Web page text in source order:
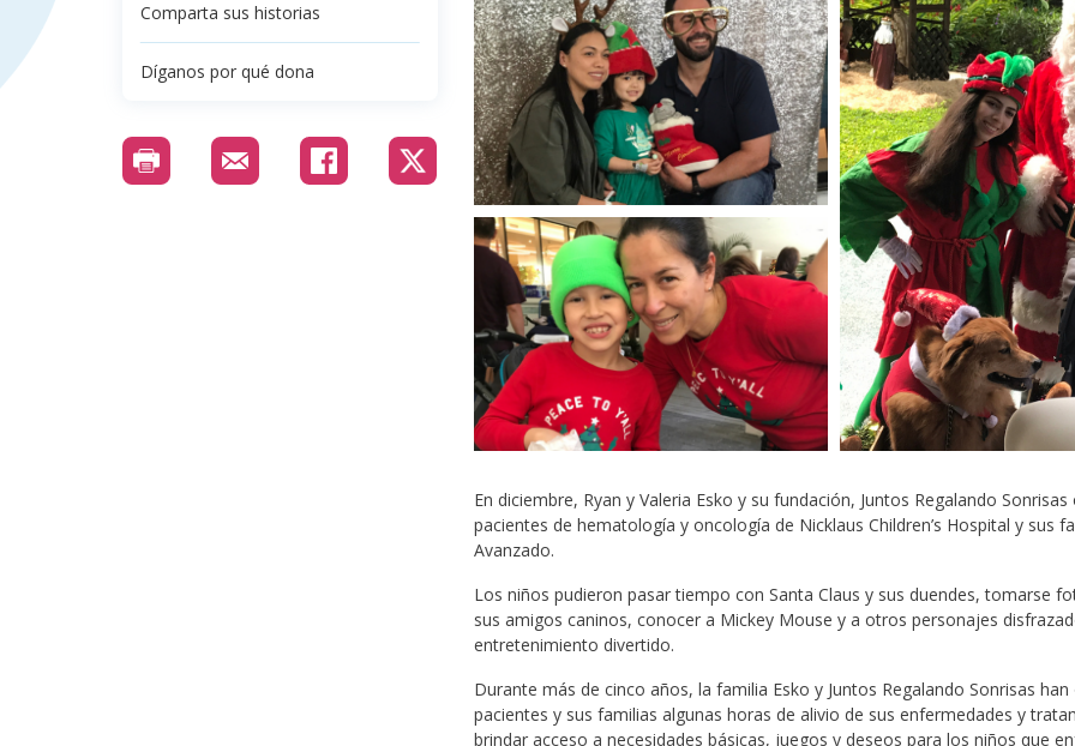
Comparta sus historias
Díganos por qué dona
En diciembre, Ryan y Valeria Esko y su fundación, Juntos Regalando
pacientes de hematología y oncología de Nicklaus Children’s Hospital y sus
Avanzado.
Los niños pudieron pasar tiempo con Santa Claus y sus duendes, tomarse
sus amigos caninos, conocer a Mickey Mouse y a otros personajes
entretenimiento divertido.
Durante más de cinco años, la familia Esko y Juntos Regalando Sonrisas
pacientes y sus familias algunas horas de alivio de sus enfermedades y
brindar acceso a necesidades básicas, juegos y deseos para los niños que